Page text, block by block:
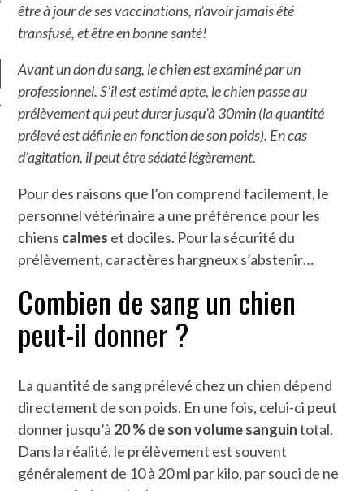
être à jour de ses vaccinations, n’avoir jamais été
transfusé, et être en bonne santé!
Avant un don du sang, le chien est examiné par un
professionnel. S’il est estimé apte, le chien passe au
prélèvement qui peut durer jusqu’à 30min (la quantité
prélevé est définie en fonction de son poids). En cas
d’agitation, il peut être sédaté légèrement.
Pour des raisons que l’on comprend facilement, le
personnel vétérinaire a une préférence pour les
chiens calmes et dociles. Pour la sécurité du
prélèvement, caractères hargneux s’abstenir…
Combien de sang un chien
peut-il donner ?
La quantité de sang prélevé chez un chien dépend
directement de son poids. En une fois, celui-ci peut
donner jusqu’à 20 %de son volume sanguintotal.
Dans la réalité, le prélèvement est souvent
généralement de 10 à 20 ml par kilo, par souci de ne